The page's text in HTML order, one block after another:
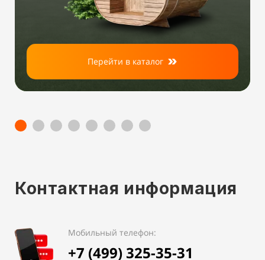
Перейти в каталог
Контактная информация
Мобильный телефон:
+7 (499) 325-35-31